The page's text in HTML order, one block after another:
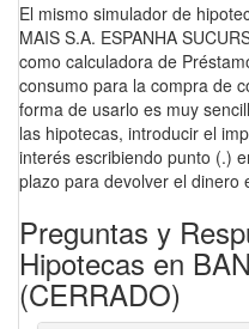
El mismo simulador de
MAIS S.A. ESPANHA
como calculadora de
consumo para la compra de
forma de usarlo es muy
las hipotecas, introducir el
interés escribiendo punto (.)
plazo para devolver el dinero
Preguntas y
Hipotecas en
(CERRADO)